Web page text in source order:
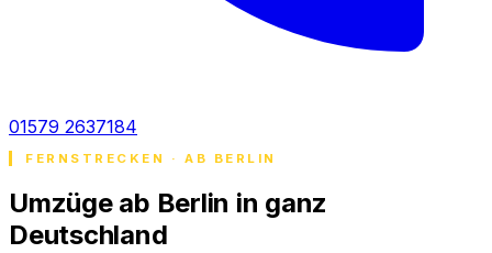
01579 2637184
FERNSTRECKEN · AB BERLIN
Umzüge ab Berlin in ganz
Deutschland